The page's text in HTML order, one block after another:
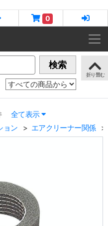
0
検索
全て表示
ョン エアクリーナー関係